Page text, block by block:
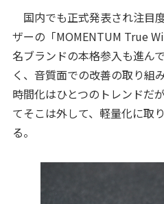
国内でも正式発表され注目
ザーの「MOMENTUM True
名ブランドの本格参入も進ん
く、音質面での改善の取り組
時間化はひとつのトレンドだ
てそこは外して、軽量化に取
る。